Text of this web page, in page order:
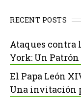
RECENT POSTS
Ataques contra
York: Un
El Papa León
Una invitación